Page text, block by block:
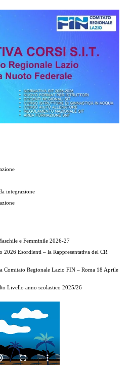
integrazione
e Femminile 2026-27
Esordienti – la Rappresentativa del CR
Comitato Regionale Lazio FIN – Roma 18 Aprile
Livello anno scolastico 2025/26